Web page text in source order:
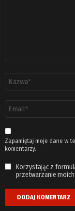
email
*
Zapamiętaj moje dane w
komentarzy.
Korzystając z
przetwarzanie